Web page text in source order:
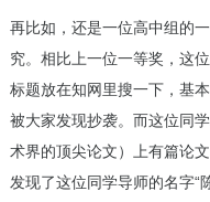
再比如，还是一位高中组的
究。相比上一位一等奖，这
标题放在知网里搜一下，基
被大家发现抄袭。而这位同
术界的顶尖论文）上有篇论
发现了这位同学导师的名字“